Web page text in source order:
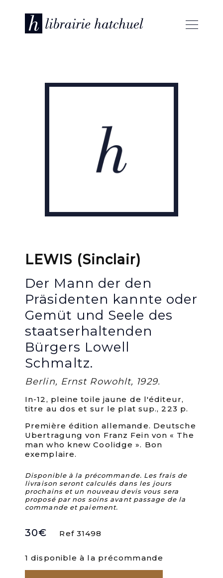
LEWIS (Sinclair)
Der Mann der den
Präsidenten kannte oder
Gemüt und Seele des
staatserhaltenden
Bürgers Lowell
Schmaltz.
Berlin, Ernst Rowohlt, 1929.
In-12, pleine toile jaune de l'éditeur,
titre au dos et sur le plat sup., 223 p.
Première édition allemande. Deutsche
Ubertragung von Franz Fein von « The
man who knew Coolidge ». Bon
exemplaire.
Disponible à la précommande. Les frais de
livraison seront calculés dans les jours
prochains et un nouveau devis vous sera
proposé par nos soins avant passage de la
commande et paiement.
30€ Ref 31498
1 disponible à la précommande